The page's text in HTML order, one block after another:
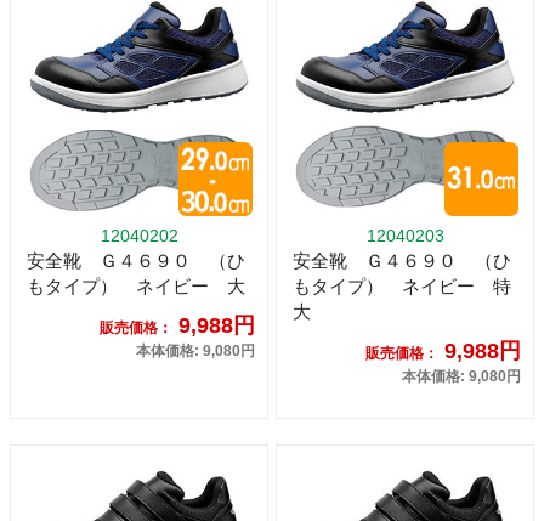
12040202
安全靴 Ｇ４６９０ （ひ
もタイプ） ネイビー 大
販売価格： 9,988円
本体価格: 9,080円
12040203
安全靴 Ｇ４６９０ （ひ
もタイプ） ネイビー 特
大
販売価格： 9,988円
本体価格: 9,080円